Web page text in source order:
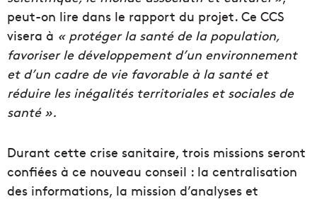
peut-on lire dans le rapport du projet. Ce CCS
visera à « protéger la santé de la population,
favoriser le développement d’un environnement
et d’un cadre de vie favorable à la santé et
réduire les inégalités territoriales et sociales de
santé ».
Durant cette crise sanitaire, trois missions seront
confiées à ce nouveau conseil : la centralisation
des informations, la mission d’analyses et